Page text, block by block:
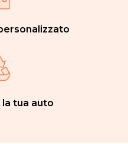
tua auto